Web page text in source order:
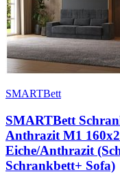
SMARTBett
SMARTBett
Anthrazit M1
Eiche/Anthrazit
Schrankbett+ Sofa)